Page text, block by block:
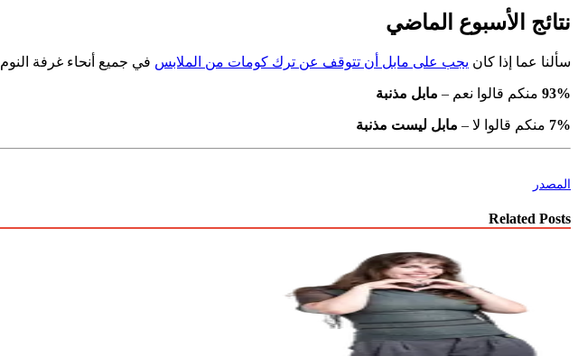
نتائج الأسبوع الماضي
سألنا عما إذا كان يجب على مابل أن تتوقف عن ترك كومات من الملابس في جميع أنحاء غرفة النوم
93% منكم قالوا نعم – مابل مذنبة
7% منكم قالوا لا – مابل ليست مذنبة
المصدر
Related Posts